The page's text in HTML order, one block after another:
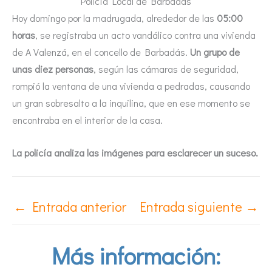
Hoy domingo por la madrugada, alrededor de las 05:00
horas, se registraba un acto vandálico contra una vivienda
de A Valenzá, en el concello de Barbadás. Un grupo de
unas diez personas, según las cámaras de seguridad,
rompió la ventana de una vivienda a pedradas, causando
un gran sobresalto a la inquilina, que en ese momento se
encontraba en el interior de la casa.
La policía analiza las imágenes para esclarecer un suceso.
← Entrada anterior Entrada siguiente →
Más información: